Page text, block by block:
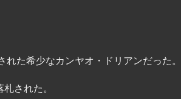
た希少なカンヤオ・ドリアンだった。
された。